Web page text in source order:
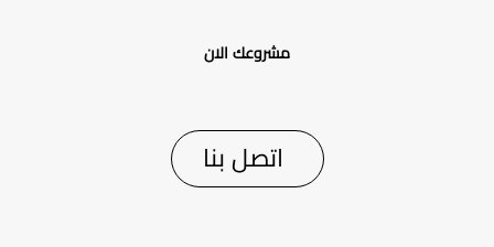
مشروعك الان
اتصل بنا